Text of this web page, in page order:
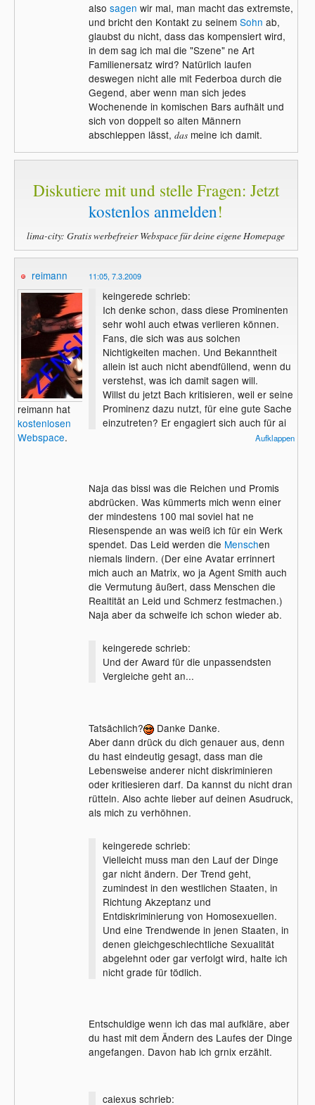
also sagen wir mal, man macht das extremste,
und bricht den Kontakt zu seinem Sohn ab,
glaubst du nicht, dass das kompensiert wird,
in dem sag ich mal die "Szene" ne Art
Familienersatz wird? Natürlich laufen
deswegen nicht alle mit Federboa durch die
Gegend, aber wenn man sich jedes
Wochenende in komischen Bars aufhält und
sich von doppelt so alten Männern
abschleppen lässt, dasmeine ich damit.
Diskutiere mit und stelle Fragen: Jetzt
kostenlos anmelden!
lima-city: Gratis werbefreier Webspace für deine eigene Homepage
reimann
reimann hat
kostenlosen
Webspace.
11:05, 7.3.2009
keingerede schrieb:
Ich denke schon, dass diese Prominenten
sehr wohl auch etwas verlieren können.
Fans, die sich was aus solchen
Nichtigkeiten machen. Und Bekanntheit
allein ist auch nicht abendfüllend, wenn du
verstehst, was ich damit sagen will.
Willst du jetzt Bach kritisieren, weil er seine
Prominenz dazu nutzt, für eine gute Sache
einzutreten? Er engagiert sich auch für ai
und PETA, ich denke, du tust diesenAufklappen
Naja das bissl was die Reichen und Promis
abdrücken. Was kümmerts mich wenn einer
der mindestens 100 mal soviel hat ne
Riesenspende an was weiß ich für ein Werk
spendet. Das Leid werden die Menschen
niemals lindern. (Der eine Avatar errinnert
mich auch an Matrix, wo ja Agent Smith auch
die Vermutung äußert, dass Menschen die
Realtität an Leid und Schmerz festmachen.)
Naja aber da schweife ich schon wieder ab.
keingerede schrieb:
Und der Award für die unpassendsten
Vergleiche geht an...
Tatsächlich?
Danke Danke.
Aber dann drück du dich genauer aus, denn
du hast eindeutig gesagt, dass man die
Lebensweise anderer nicht diskriminieren
oder kritiesieren darf. Da kannst du nicht dran
rütteln. Also achte lieber auf deinen Asudruck,
als mich zu verhöhnen.
keingerede schrieb:
Vielleicht muss man den Lauf der Dinge
gar nicht ändern. Der Trend geht,
zumindest in den westlichen Staaten, in
Richtung Akzeptanz und
Entdiskriminierung von Homosexuellen.
Und eine Trendwende in jenen Staaten, in
denen gleichgeschlechtliche Sexualität
abgelehnt oder gar verfolgt wird, halte ich
nicht grade für tödlich.
Entschuldige wenn ich das mal aufkläre, aber
du hast mit dem Ändern des Laufes der Dinge
angefangen. Davon hab ich grnix erzählt.
caiexus schrieb: